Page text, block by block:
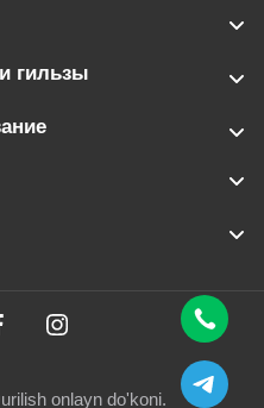
гильзы
onlayn do'koni.